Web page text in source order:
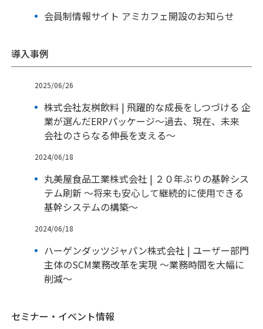
会員制情報サイト アミカフェ開設のお知らせ
導入事例
2025/06/26
株式会社友桝飲料 | 飛躍的な成長をしつづける 企
業が選んだERPパッケージ～過去、現在、未来
会社のさらなる伸長を支える～
2024/06/18
丸美屋食品工業株式会社 | ２０年ぶりの基幹シス
テム刷新 ～将来も安心して継続的に使用できる
基幹システムの構築～
2024/06/18
ハーゲンダッツジャパン株式会社 | ユーザー部門
主体のSCM業務改革を実現 ～業務時間を大幅に
削減～
セミナー・イベント情報